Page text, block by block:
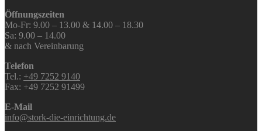
Öffnungszeiten
Mo-Fr: 9.00 – 13.00 & 14.00 – 18.30
Sa: 9.00 – 14.00
& nach Vereinbarung
Telefon
Tel.: +49 7252 9140
Fax: +49 7252 91499
E-Mail
info@stork-die-einrichtung.de